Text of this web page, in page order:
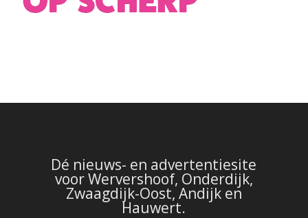
Dé nieuws- en advertentiesite
voor Wervershoof, Onderdijk,
Zwaagdijk-Oost, Andijk en
Hauwert.